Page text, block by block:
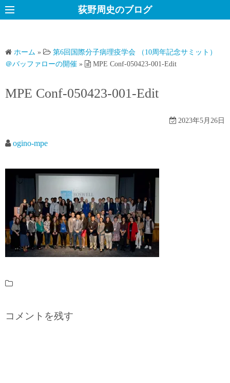
コ
ン
ツ
キ
荻野周史のブログ
ホーム »
第6回国際分子病理疫学会 （10周年記念サミット）
＠バッファローの開催 » MPE Conf-050423-001-Edit
MPE Conf-050423-001-Edit
2023年5月26日
ogino-mpe
コメントを残す